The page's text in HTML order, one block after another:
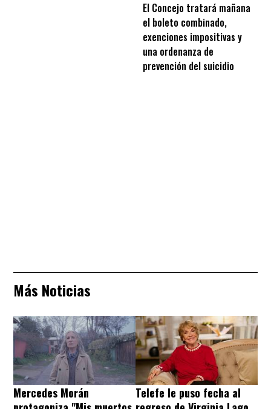
El Concejo tratará mañana
el boleto combinado,
exenciones impositivas y
una ordenanza de
prevención del suicidio
Más Noticias
Mercedes Morán
Telefe le puso fecha al